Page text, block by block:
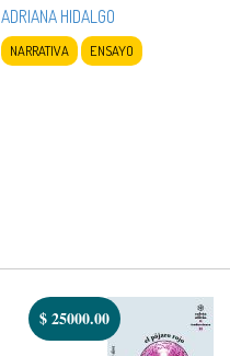
ADRIANA HIDALGO
NARRATIVA ENSAYO
$25000.00